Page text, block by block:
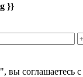
}}
вы соглашаетесь с